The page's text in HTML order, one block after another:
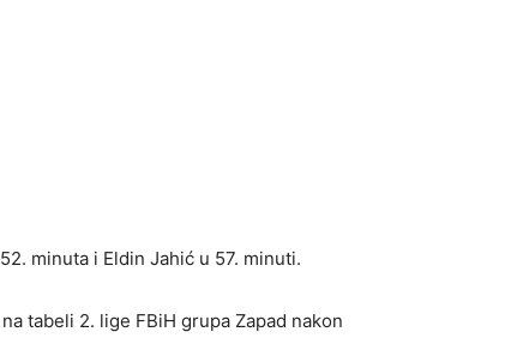
minuta i Eldin Jahić u 57. minuti.
tabeli 2. lige FBiH grupa Zapad nakon